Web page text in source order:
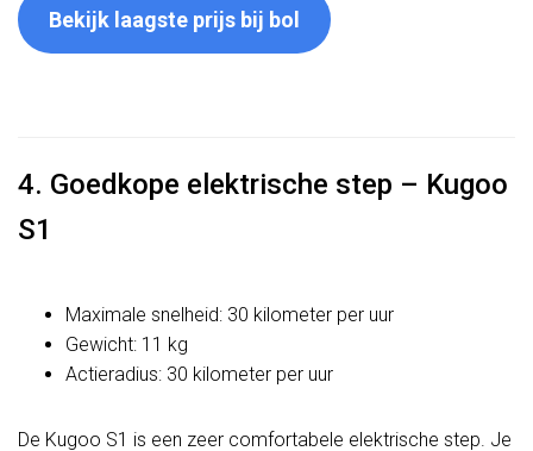
Bekijk laagste prijs bij bol
4. Goedkope elektrische step – Kugoo
S1
Maximale snelheid: 30 kilometer per uur
Gewicht: 11 kg
Actieradius: 30 kilometer per uur
De Kugoo S1 is een zeer comfortabele elektrische step. Je